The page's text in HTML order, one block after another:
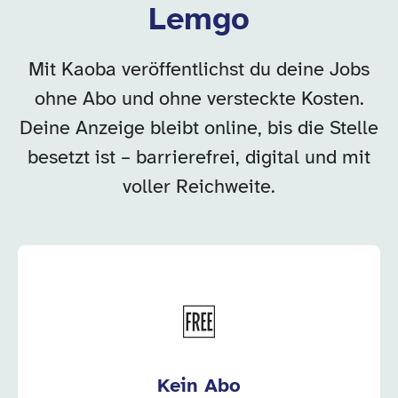
Lemgo
Mit Kaoba veröffentlichst du deine Jobs
ohne Abo und ohne versteckte Kosten.
Deine Anzeige bleibt online, bis die Stelle
besetzt ist – barrierefrei, digital und mit
voller Reichweite.
🆓
Kein Abo